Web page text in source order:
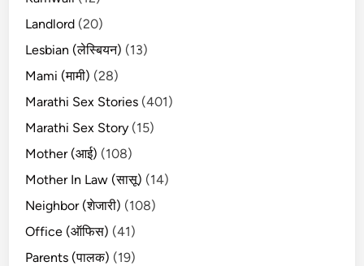
Landlord (20)
Lesbian (लेस्बियन) (13)
Mami (मामी) (28)
Marathi Sex Stories (401)
Marathi Sex Story (15)
Mother (आई) (108)
Mother In Law (सासू) (14)
Neighbor (शेजारी) (108)
Office (ऑफिस) (41)
Parents (पालक) (19)